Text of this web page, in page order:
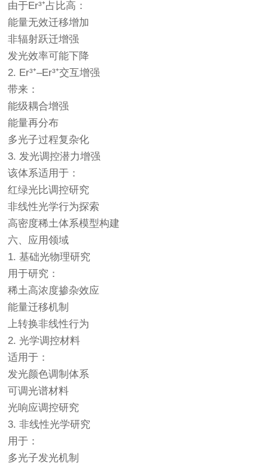
由于Er³⁺占比高：
能量无效迁移增加
非辐射跃迁增强
发光效率可能下降
2. Er³⁺–Er³⁺交互增强
带来：
能级耦合增强
能量再分布
多光子过程复杂化
3. 发光调控潜力增强
该体系适用于：
红绿光比调控研究
非线性光学行为探索
高密度稀土体系模型构建
六、应用领域
1. 基础光物理研究
用于研究：
稀土高浓度掺杂效应
能量迁移机制
上转换非线性行为
2. 光学调控材料
适用于：
发光颜色调制体系
可调光谱材料
光响应调控研究
3. 非线性光学研究
用于：
多光子发光机制